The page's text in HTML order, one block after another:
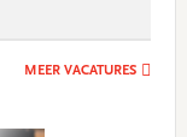
MEER VACATURES